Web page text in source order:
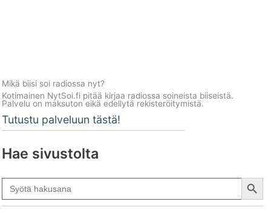
Mikä biisi soi radiossa nyt?
Kotimainen NytSoi.fi pitää kirjaa radiossa soineista biiseistä.
Palvelu on maksuton eikä edellytä rekisteröitymistä.
Tutustu palveluun tästä!
Hae sivustolta
Search
for:
Search Button